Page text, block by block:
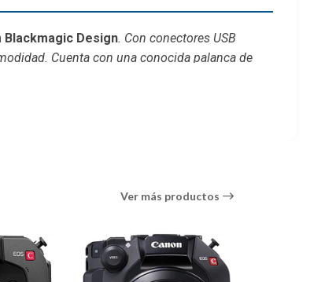
Blackmagic Design. Con conectores USB
Cuenta con una conocida palanca de
Ver más productos